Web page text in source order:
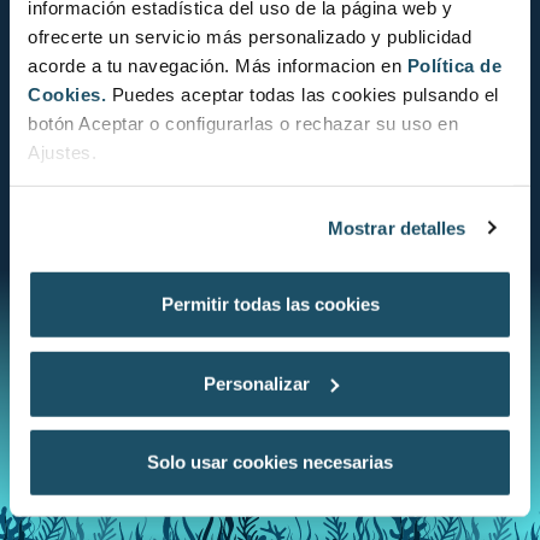
información estadística del uso de la página web y
ofrecerte un servicio más personalizado y publicidad
acorde a tu navegación. Más informacion en Política de
Cookies.
Puedes aceptar todas las cookies pulsando el
botón Aceptar o configurarlas o rechazar su uso en
Ajustes.
Mostrar detalles
Permitir todas las cookies
Personalizar
Solo usar cookies necesarias
***Si tienes el pasaporte de 2020 y todavía no lo has
completado, ahora tienes una nueva oportunidad de
hacerlo y ganar una de las experiencias exclusivas.
PLÁSTICO